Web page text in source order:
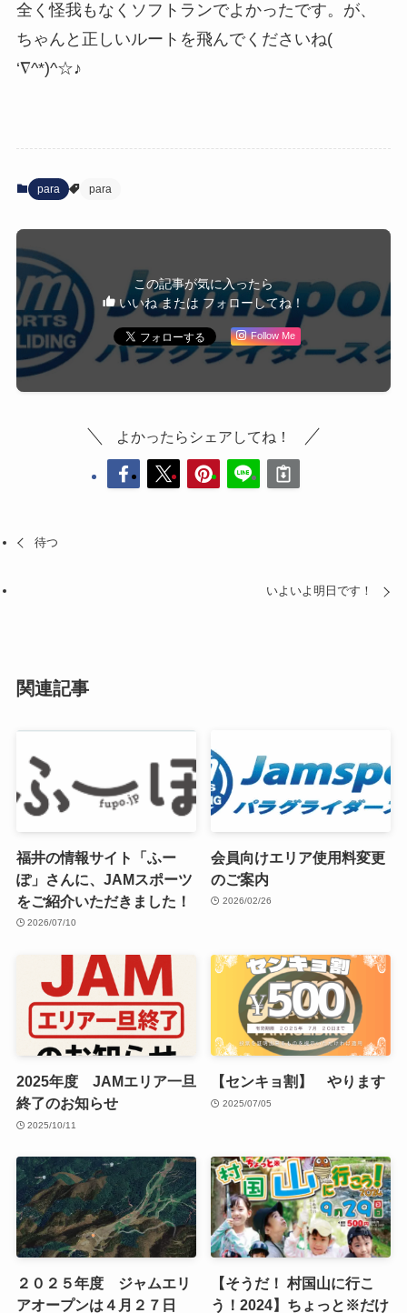
全く怪我もなくソフトランでよかったです。が、
ちゃんと正しいルートを飛んでくださいね(
‘∇^*)^☆♪
para para
この記事が気に入ったら
いいね または フォローしてね！
Follow Me
よかったらシェアしてね！
待つ
いよいよ明日です！
関連記事
福井の情報サイト「ふー
ぽ」さんに、JAMスポーツ
をご紹介いただきました！
2026/07/10
会員向けエリア使用料変更
のご案内
2026/02/26
2025年度 JAMエリア一旦
終了のお知らせ
2025/10/11
【センキョ割】 やります
2025/07/05
２０２５年度 ジャムエリ
アオープンは４月２７日
【そうだ！ 村国山に行こ
う！2024】ちょっと※だけ